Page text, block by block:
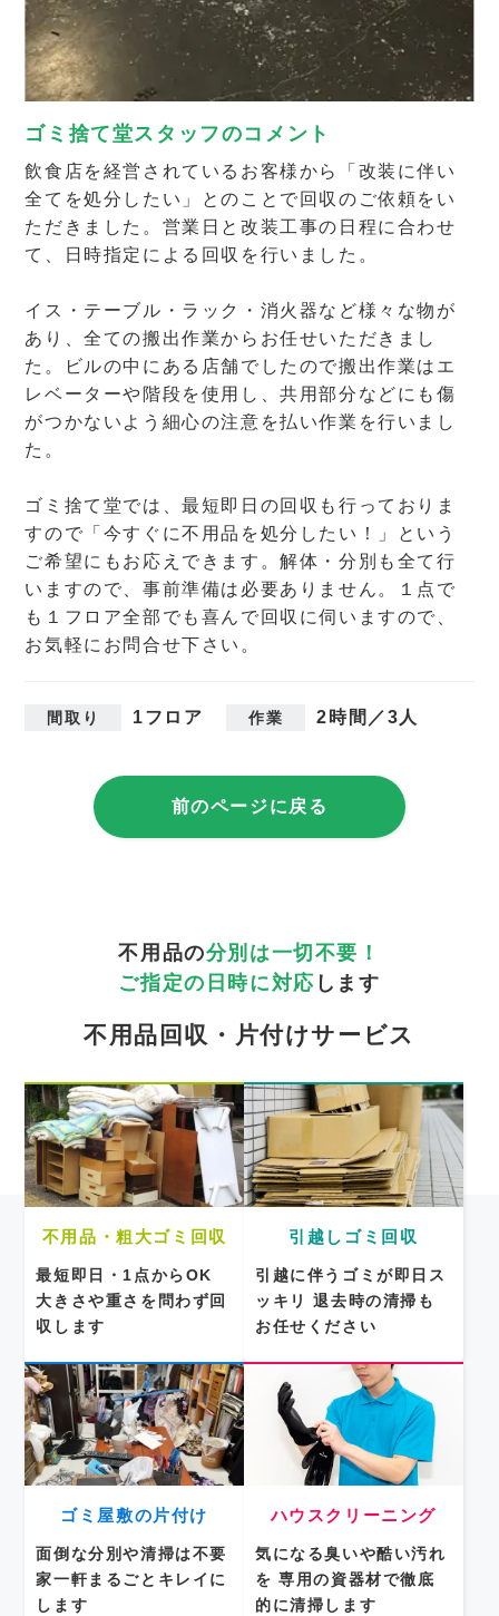
ゴミ捨て堂スタッフのコメント
飲食店を経営されているお客様から「改装に伴い
全てを処分したい」とのことで回収のご依頼をい
ただきました。営業日と改装工事の日程に合わせ
て、日時指定による回収を行いました。
イス・テーブル・ラック・消火器など様々な物が
あり、全ての搬出作業からお任せいただきまし
た。ビルの中にある店舗でしたので搬出作業はエ
レベーターや階段を使用し、共用部分などにも傷
がつかないよう細心の注意を払い作業を行いまし
た。
ゴミ捨て堂では、最短即日の回収も行っておりま
すので「今すぐに不用品を処分したい！」という
ご希望にもお応えできます。解体・分別も全て行
いますので、事前準備は必要ありません。１点で
も１フロア全部でも喜んで回収に伺いますので、
お気軽にお問合せ下さい。
間取り 1フロア 作業 2時間／3人
前のページに戻る
不用品の分別は一切不要！
ご指定の日時に対応 します
不用品回収・片付けサービス
不用品・粗大ゴミ回収
最短即日・1点からOK
大きさや重さを問わず回
収します
引越しゴミ回収
引越に伴うゴミが即日ス
ッキリ
退去時の清掃も
お任せください
ゴミ屋敷の片付け
面倒な分別や清掃は不要
家一軒まるごとキレイに
します
ハウスクリーニング
気になる臭いや酷い汚れ
を 専用の資器材で徹底
的に清掃します